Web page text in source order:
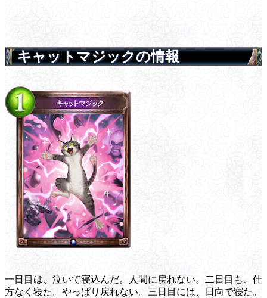
キャットマジックの情報
一日目は、泣いて寝込んだ。人間に戻れない。二日目も、仕
方なく寝た。やっぱり戻れない。三日目には、日向で寝た。